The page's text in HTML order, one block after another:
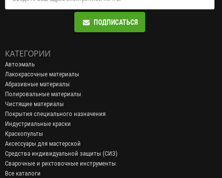
ПОДПИСАТЬСЯ
КАТЕГОРИИ
Автоэмаль
Лакокрасочные материалы
Абразивные материалы
Полировальные материалы
Чистящие материалы
Покрытия специального назначения
Индустриальные краски
Краскопульты
Аксессуары для мастерской
Средства индивидуальной защиты (СИЗ)
Сварочные и рихтовочные инструменты
Все каталоги